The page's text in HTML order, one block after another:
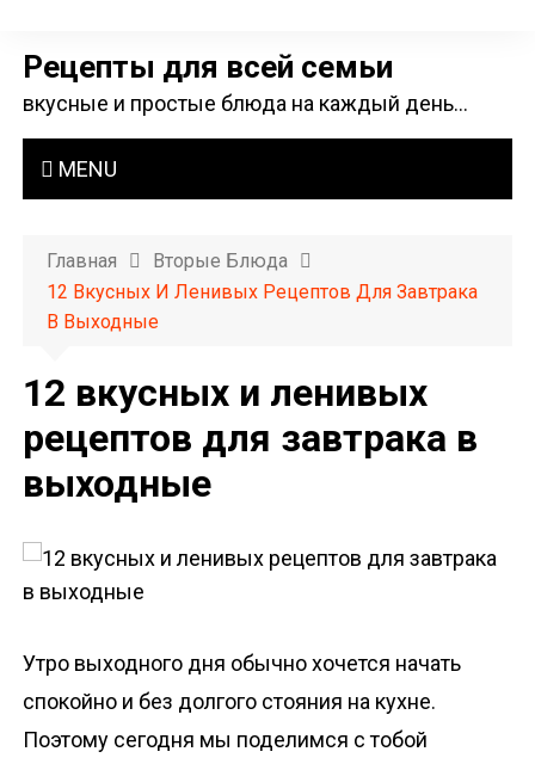
Рецепты для всей семьи
вкусные и простые блюда на каждый день…
MENU
Главная
Вторые Блюда
12 Вкусных И Ленивых Рецептов Для Завтрака
В Выходные
12 вкусных и ленивых
рецептов для завтрака в
выходные
Утро выходного дня обычно хочется начать
спокойно и без долгого стояния на кухне.
Поэтому сегодня мы поделимся с тобой